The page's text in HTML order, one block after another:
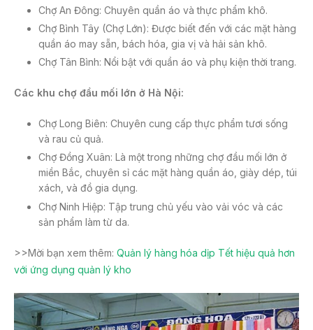
Chợ An Đông: Chuyên quần áo và thực phẩm khô.
Chợ Bình Tây (Chợ Lớn): Được biết đến với các mặt hàng
quần áo may sẵn, bách hóa, gia vị và hải sản khô.
Chợ Tân Bình: Nổi bật với quần áo và phụ kiện thời trang.
Các khu chợ đầu mối lớn ở Hà Nội:
Chợ Long Biên: Chuyên cung cấp thực phẩm tươi sống
và rau củ quả.
Chợ Đồng Xuân: Là một trong những chợ đầu mối lớn ở
miền Bắc, chuyên sỉ các mặt hàng quần áo, giày dép, túi
xách, và đồ gia dụng.
Chợ Ninh Hiệp: Tập trung chủ yếu vào vải vóc và các
sản phẩm làm từ da.
>>Mời bạn xem thêm: Quản lý hàng hóa dịp Tết hiệu quả hơn
với ứng dụng quản lý kho